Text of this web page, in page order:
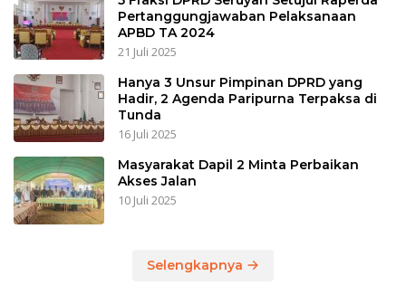
Pertanggungjawaban Pelaksanaan
APBD TA 2024
21 Juli 2025
Hanya 3 Unsur Pimpinan DPRD yang
Hadir, 2 Agenda Paripurna Terpaksa di
Tunda
16 Juli 2025
Masyarakat Dapil 2 Minta Perbaikan
Akses Jalan
10 Juli 2025
Selengkapnya